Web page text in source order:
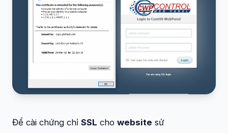
Để cài chứng chỉ SSL cho website sử